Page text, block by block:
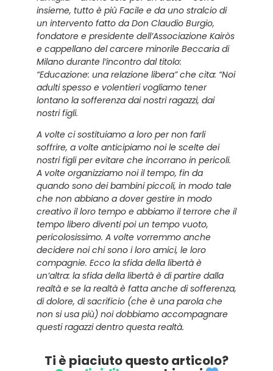
insieme, tutto è più Facile e da uno stralcio di
un intervento fatto da Don Claudio Burgio,
fondatore e presidente dell’Associazione Kairòs
e cappellano del carcere minorile Beccaria di
Milano durante l’incontro dal titolo:
“Educazione: una relazione libera” che cita: “Noi
adulti spesso e volentieri vogliamo tener
lontano la sofferenza dai nostri ragazzi, dai
nostri figli.
A volte ci sostituiamo a loro per non farli
soffrire, a volte anticipiamo noi le scelte dei
nostri figli per evitare che incorrano in pericoli.
A volte organizziamo noi il tempo, fin da
quando sono dei bambini piccoli, in modo tale
che non abbiano a dover gestire in modo
creativo il loro tempo e abbiamo il terrore che il
tempo libero diventi poi un tempo vuoto,
pericolosissimo. A volte vorremmo anche
decidere noi chi sono i loro amici, le loro
compagnie. Ecco la sfida della libertà è
un’altra: la sfida della libertà è di partire dalla
realtà e se la realtà è fatta anche di sofferenza,
di dolore, di sacrificio (che è una parola che
non si usa più) noi dobbiamo accompagnare
questi ragazzi dentro questa realtà.
Ti è piaciuto questo articolo?